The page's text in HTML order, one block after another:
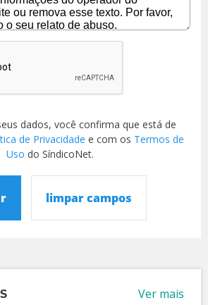
dados, você confirma que está de
de Privacidade e com os Termos de
Uso do SíndicoNet.
limpar campos
Ver mais